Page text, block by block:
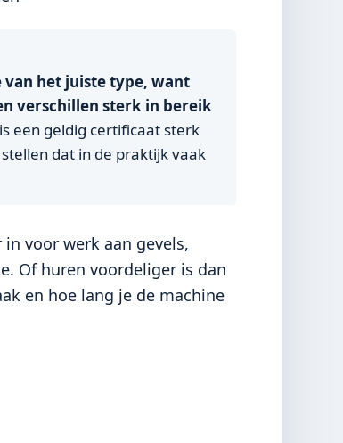
het juiste type, want
verschillen sterk in bereik
een geldig certificaat sterk
dat in de praktijk vaak
in voor werk aan gevels,
Of huren voordeliger is dan
en hoe lang je de machine